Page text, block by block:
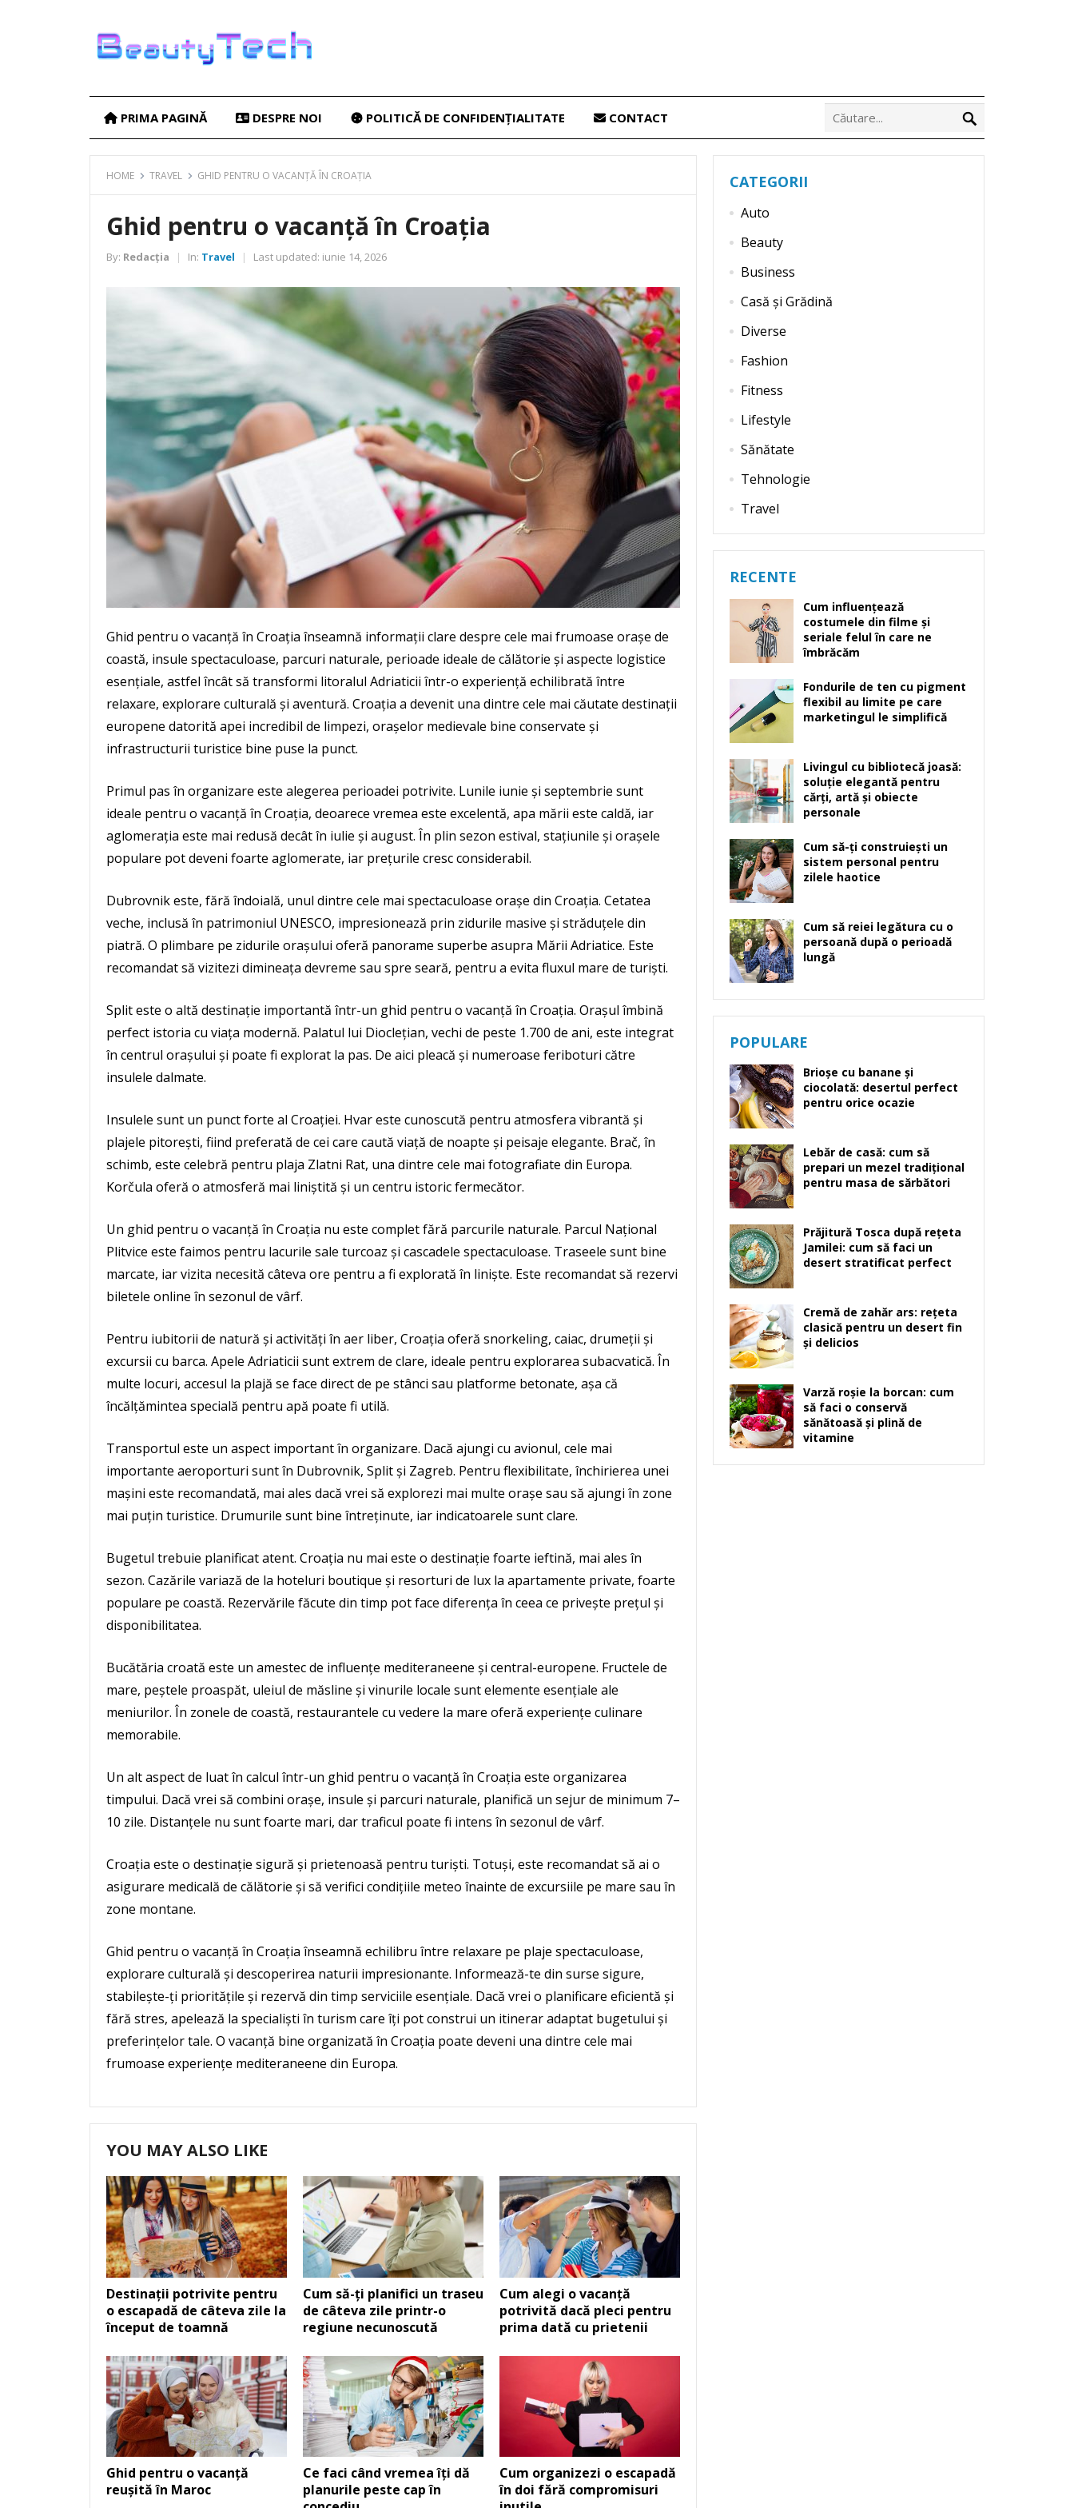
PRIMA PAGINĂ DESPRE NOI POLITICĂ DE CONFIDENȚIALITATE CONTACT
HOME TRAVEL GHID PENTRU O VACANȚĂ ÎN CROAȚIA
Ghid pentru o vacanță în Croația
By: Redacția | In: Travel | Last updated: iunie 14, 2026
Ghid pentru o vacanță în Croația înseamnă informații clare despre cele mai frumoase orașe de
coastă, insule spectaculoase, parcuri naturale, perioade ideale de călătorie și aspecte logistice
esențiale, astfel încât să transformi litoralul Adriaticii într-o experiență echilibrată între
relaxare, explorare culturală și aventură. Croația a devenit una dintre cele mai căutate destinații
europene datorită apei incredibil de limpezi, orașelor medievale bine conservate și
infrastructurii turistice bine puse la punct.
Primul pas în organizare este alegerea perioadei potrivite. Lunile iunie și septembrie sunt
ideale pentru o vacanță în Croația, deoarece vremea este excelentă, apa mării este caldă, iar
aglomerația este mai redusă decât în iulie și august. În plin sezon estival, stațiunile și orașele
populare pot deveni foarte aglomerate, iar prețurile cresc considerabil.
Dubrovnik este, fără îndoială, unul dintre cele mai spectaculoase orașe din Croația. Cetatea
veche, inclusă în patrimoniul UNESCO, impresionează prin zidurile masive și străduțele din
piatră. O plimbare pe zidurile orașului oferă panorame superbe asupra Mării Adriatice. Este
recomandat să vizitezi dimineața devreme sau spre seară, pentru a evita fluxul mare de turiști.
Split este o altă destinație importantă într-un ghid pentru o vacanță în Croația. Orașul îmbină
perfect istoria cu viața modernă. Palatul lui Dioclețian, vechi de peste 1.700 de ani, este integrat
în centrul orașului și poate fi explorat la pas. De aici pleacă și numeroase feriboturi către
insulele dalmate.
Insulele sunt un punct forte al Croației. Hvar este cunoscută pentru atmosfera vibrantă și
plajele pitorești, fiind preferată de cei care caută viață de noapte și peisaje elegante. Brač, în
schimb, este celebră pentru plaja Zlatni Rat, una dintre cele mai fotografiate din Europa.
Korčula oferă o atmosferă mai liniștită și un centru istoric fermecător.
Un ghid pentru o vacanță în Croația nu este complet fără parcurile naturale. Parcul Național
Plitvice este faimos pentru lacurile sale turcoaz și cascadele spectaculoase. Traseele sunt bine
marcate, iar vizita necesită câteva ore pentru a fi explorată în liniște. Este recomandat să rezervi
biletele online în sezonul de vârf.
Pentru iubitorii de natură și activități în aer liber, Croația oferă snorkeling, caiac, drumeții și
excursii cu barca. Apele Adriaticii sunt extrem de clare, ideale pentru explorarea subacvatică. În
multe locuri, accesul la plajă se face direct de pe stânci sau platforme betonate, așa că
încălțămintea specială pentru apă poate fi utilă.
Transportul este un aspect important în organizare. Dacă ajungi cu avionul, cele mai
importante aeroporturi sunt în Dubrovnik, Split și Zagreb. Pentru flexibilitate, închirierea unei
mașini este recomandată, mai ales dacă vrei să explorezi mai multe orașe sau să ajungi în zone
mai puțin turistice. Drumurile sunt bine întreținute, iar indicatoarele sunt clare.
Bugetul trebuie planificat atent. Croația nu mai este o destinație foarte ieftină, mai ales în
sezon. Cazările variază de la hoteluri boutique și resorturi de lux la apartamente private, foarte
populare pe coastă. Rezervările făcute din timp pot face diferența în ceea ce privește prețul și
disponibilitatea.
Bucătăria croată este un amestec de influențe mediteraneene și central-europene. Fructele de
mare, peștele proaspăt, uleiul de măsline și vinurile locale sunt elemente esențiale ale
meniurilor. În zonele de coastă, restaurantele cu vedere la mare oferă experiențe culinare
memorabile.
Un alt aspect de luat în calcul într-un ghid pentru o vacanță în Croația este organizarea
timpului. Dacă vrei să combini orașe, insule și parcuri naturale, planifică un sejur de minimum 7–
10 zile. Distanțele nu sunt foarte mari, dar traficul poate fi intens în sezonul de vârf.
Croația este o destinație sigură și prietenoasă pentru turiști. Totuși, este recomandat să ai o
asigurare medicală de călătorie și să verifici condițiile meteo înainte de excursiile pe mare sau în
zone montane.
Ghid pentru o vacanță în Croația înseamnă echilibru între relaxare pe plaje spectaculoase,
explorare culturală și descoperirea naturii impresionante. Informează-te din surse sigure,
stabilește-ți prioritățile și rezervă din timp serviciile esențiale. Dacă vrei o planificare eficientă și
fără stres, apelează la specialiști în turism care îți pot construi un itinerar adaptat bugetului și
preferințelor tale. O vacanță bine organizată în Croația poate deveni una dintre cele mai
frumoase experiențe mediteraneene din Europa.
YOU MAY ALSO LIKE
Destinații potrivite pentru
o escapadă de câteva zile la
început de toamnă
Cum să-ți planifici un traseu
de câteva zile printr-o
regiune necunoscută
Cum alegi o vacanță
potrivită dacă pleci pentru
prima dată cu prietenii
Ghid pentru o vacanță
reușită în Maroc
Ce faci când vremea îți dă
planurile peste cap în
Cum organizezi o escapadă
în doi fără compromisuri
CATEGORII
Auto
Beauty
Business
Casă și Grădină
Diverse
Fashion
Fitness
Lifestyle
Sănătate
Tehnologie
Travel
RECENTE
Cum influențează
costumele din filme și
seriale felul în care ne
îmbrăcăm
Fondurile de ten cu pigment
flexibil au limite pe care
marketingul le simplifică
Livingul cu bibliotecă joasă:
soluție elegantă pentru
cărți, artă și obiecte
personale
Cum să-ți construiești un
sistem personal pentru
zilele haotice
Cum să reiei legătura cu o
persoană după o perioadă
lungă
POPULARE
Brioșe cu banane și
ciocolată: desertul perfect
pentru orice ocazie
Lebăr de casă: cum să
prepari un mezel tradițional
pentru masa de sărbători
Prăjitură Tosca după rețeta
Jamilei: cum să faci un
desert stratificat perfect
Cremă de zahăr ars: rețeta
clasică pentru un desert fin
și delicios
Varză roșie la borcan: cum
să faci o conservă
sănătoasă și plină de
vitamine